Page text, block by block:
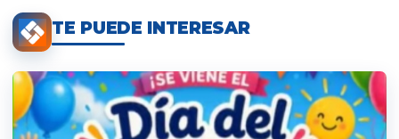
TE PUEDE INTERESAR